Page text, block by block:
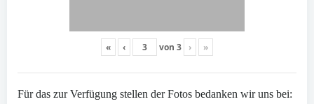
« ‹ von 3 › »
Für das zur Verfügung stellen der Fotos bedanken wir uns bei: